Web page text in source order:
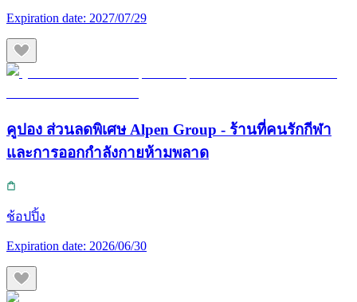
Expiration date: 2027/07/29
คูปอง ส่วนลดพิเศษ Alpen Group - ร้านที่คนรักกีฬา
และการออกกำลังกายห้ามพลาด
ช้อปปิ้ง
Expiration date: 2026/06/30